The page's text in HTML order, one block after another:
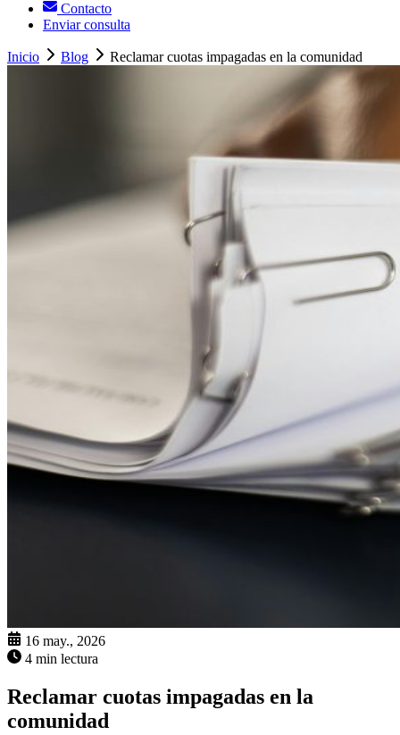
Contacto
Enviar consulta
Inicio Blog Reclamar cuotas impagadas en la comunidad
16 may., 2026
4 min lectura
Reclamar cuotas impagadas en la
comunidad